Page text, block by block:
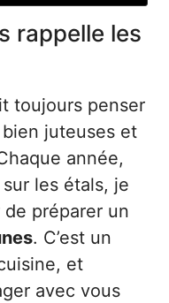
rappelle les
toujours penser
bien juteuses et
année,
les étals, je
de préparer un
. C’est un
et
avec vous